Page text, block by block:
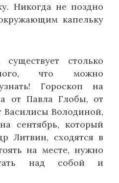
Никогда не поздно
капельку
столько
что можно
Гороскоп на
от Павла Глобы, от
Володиной,
сентябрь, который
Литвин, сходятся в
на месте, нужно
над собой и